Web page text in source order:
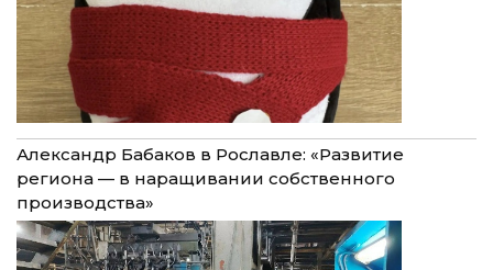
Александр Бабаков в Рославле: «Развитие
региона — в наращивании собственного
производства»